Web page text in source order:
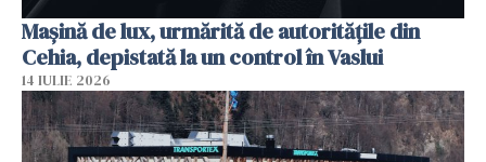
Mașină de lux, urmărită de autoritățile din
Cehia, depistată la un control în Vaslui
14 IULIE 2026